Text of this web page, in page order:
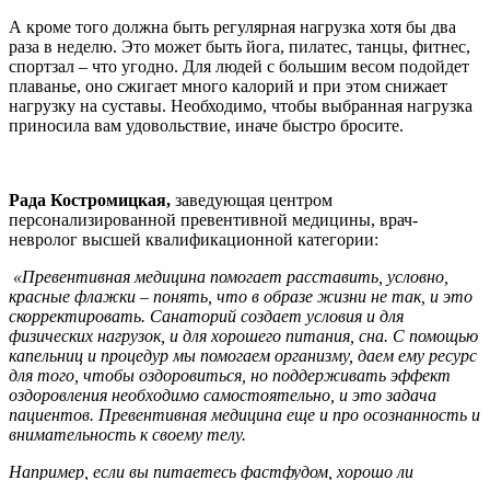
А кроме того должна быть регулярная нагрузка хотя бы два
раза в неделю. Это может быть йога, пилатес, танцы, фитнес,
спортзал – что угодно. Для людей с большим весом подойдет
плаванье, оно сжигает много калорий и при этом снижает
нагрузку на суставы. Необходимо, чтобы выбранная нагрузка
приносила вам удовольствие, иначе быстро бросите.
Рада Костромицкая, заведующая центром
персонализированной превентивной медицины, врач-
невролог высшей квалификационной категории:
«Превентивная медицина помогает расставить, условно,
красные флажки – понять, что в образе жизни не так, и это
скорректировать. Санаторий создает условия и для
физических нагрузок, и для хорошего питания, сна. С помощью
капельниц и процедур мы помогаем организму, даем ему ресурс
для того, чтобы оздоровиться, но поддерживать эффект
оздоровления необходимо самостоятельно, и это задача
пациентов. Превентивная медицина еще и про осознанность и
внимательность к своему телу.
Например, если вы питаетесь фастфудом, хорошо ли